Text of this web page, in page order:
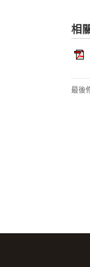
相
最後